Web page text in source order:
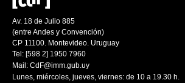
Av. 18 de Julio 885
(entre Andes y Convención)
CP 11100. Montevideo. Uruguay
Tel: [598 2] 1950 7960
Mail: CdF@imm.gub.uy
Lunes, miércoles, jueves, viernes: de 10 a 19.30 h.